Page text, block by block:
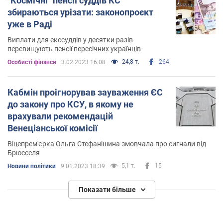
збираються урізати: законопроєкт
уже в Раді
Виплати для екссуддів у десятки разів
перевищують пенсії пересічних українців
Особисті фінанси 3.02.2023 16:08 24,8 т. 264
Кабмін проігнорував зауваження ЄС
до закону про КСУ, в якому не
врахували рекомендацій
Венеціанської комісії
Віцепрем'єрка Ольга Стефанішина змовчала про сигнали від
Брюсселя
Новини політики 9.01.2023 18:39 5,1 т. 15
Показати більше